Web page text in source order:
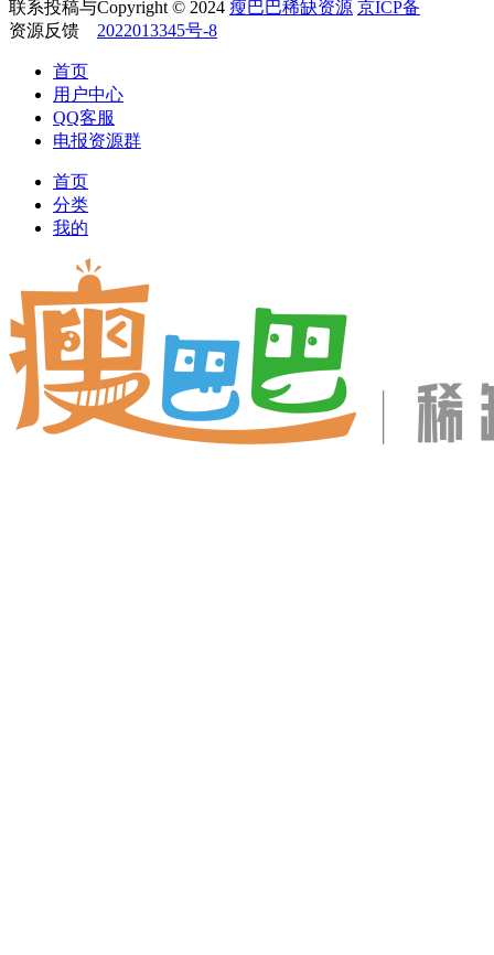
Copyright © 2024 瘦巴巴稀缺资源 京ICP备
2022013345号-8
首页
用户中心
QQ客服
电报资源群
首页
分类
我的